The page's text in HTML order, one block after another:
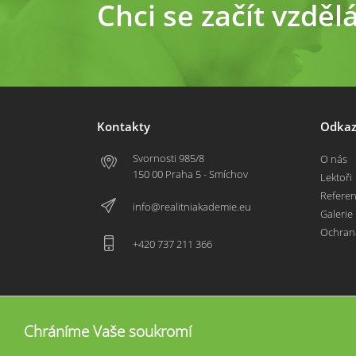
Chci se začít
Kontakty
Svornosti 985/8
150 00 Praha 5 - Smíchov
info@realitniakademie.eu
+420 737 211 366
O nás
Lektoři
Galerie
Chráníme Vaše soukromí